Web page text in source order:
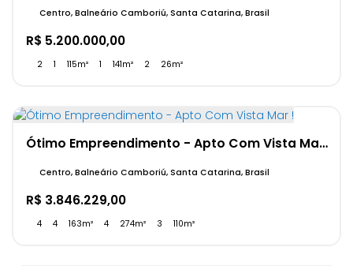
R$ 5.200.000,00
Centro, Balneário Camboriú, Santa Catarina, Brasil
2 1 115m² 1 141m² 2 26m²
Ótimo Empreendimento - Apto Com Vista Mar !
R$ 3.846.229,00
Centro, Balneário Camboriú, Santa Catarina, Brasil
4 4 163m² 4 274m² 3 110m²